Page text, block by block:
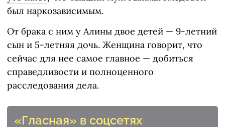
был наркозависимым.
От брака с ним у Алины двое детей — 9-летний
сын и 5-летняя дочь. Женщина говорит, что
сейчас для нее самое главное — добиться
справедливости и полноценного
расследования дела.
«Гласная» в соцсетях